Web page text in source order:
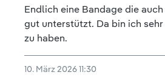
Endlich eine Bandage die
gut unterstützt. Da bin ich
zu haben.
10. März 2026 11:30